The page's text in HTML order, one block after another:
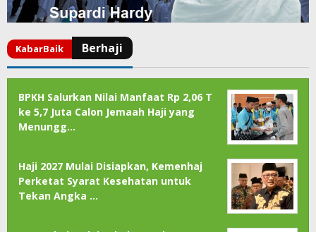
BPKH Salurkan Nilai Manfaat Rp 2,06 T
ke 5,7 Juta Calon Jemaah Haji yang
Menungg…
Haji 2027 Mulai Disiapkan, Kemenhaj
Perketat Syarat Kesehatan untuk
Tekan Angka …